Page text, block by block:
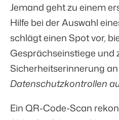
Jemand geht zu einem
Hilfe bei der Auswahl
schlägt einen Spot vor,
Gesprächseinstiege und
Sicherheitserinnerung an
Datenschutzkontrollen
Ein QR-Code-Scan